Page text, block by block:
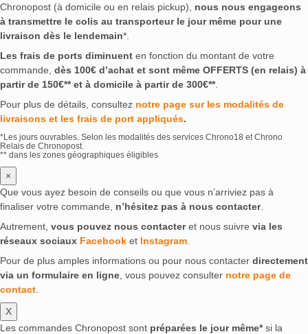
Chronopost (à domicile ou en relais pickup), nous nous engageons
à transmettre le colis au transporteur le jour même pour une
livraison dès le lendemain*.
Les frais de ports diminuent en fonction du montant de votre
commande, dès 100€ d’achat et sont même OFFERTS (en relais) à
partir de 150€** et à domicile à partir de 300€**.
Pour plus de détails, consultez notre page sur les modalités de
livraisons et les frais de port appliqués.
*Les jours ouvrables. Selon les modalités des services Chrono18 et Chrono
Relais de Chronopost.
** dans les zones géographiques éligibles
×
Que vous ayez besoin de conseils ou que vous n’arriviez pas à
finaliser votre commande, n’hésitez pas à nous contacter.
Autrement, vous pouvez nous contacteret nous suivre via les
réseaux sociaux Facebook et Instagram
Pour de plus amples informations ou pour nous contacter directement
via un formulaire en ligne , vous pouvez consulter notre page de
contact
X
Les commandes Chronopost sont préparées le jour même*si la